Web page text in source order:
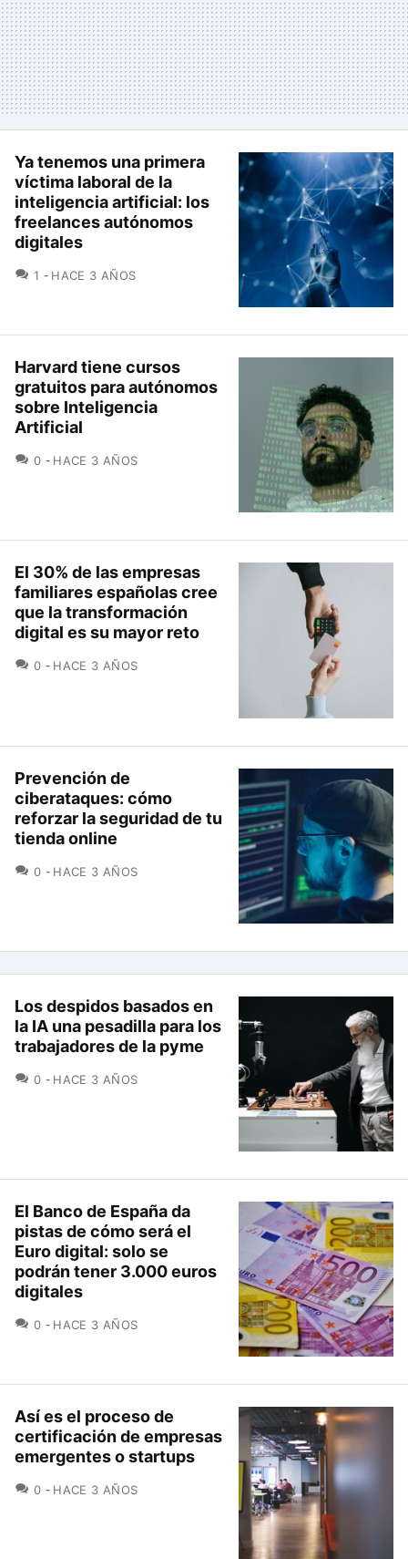
Ya tenemos una primera
víctima laboral de la
inteligencia artificial: los
freelances autónomos
digitales
1 COMENTARIOS
HACE 3 AÑOS
Harvard tiene cursos
gratuitos para autónomos
sobre Inteligencia
Artificial
0 COMENTARIOS
HACE 3 AÑOS
El 30% de las empresas
familiares españolas cree
que la transformación
digital es su mayor reto
0 COMENTARIOS
HACE 3 AÑOS
Prevención de
ciberataques: cómo
reforzar la seguridad de tu
tienda online
0 COMENTARIOS
HACE 3 AÑOS
Los despidos basados en
la IA una pesadilla para los
trabajadores de la pyme
0 COMENTARIOS
HACE 3 AÑOS
El Banco de España da
pistas de cómo será el
Euro digital: solo se
podrán tener 3.000 euros
digitales
0 COMENTARIOS
HACE 3 AÑOS
Así es el proceso de
certificación de empresas
emergentes o startups
0 COMENTARIOS
HACE 3 AÑOS